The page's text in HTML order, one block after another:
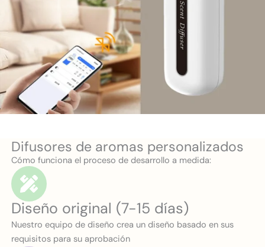
Difusores de aromas personalizados
Cómo funciona el proceso de desarrollo a medida:
Diseño original (7-15 días)
Nuestro equipo de diseño crea un diseño basado en sus
requisitos para su aprobación